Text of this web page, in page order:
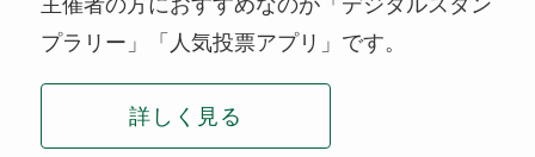
主催者の方におすすめなのが「デジタルスタン
プラリー」「人気投票アプリ」です。
詳しく見る